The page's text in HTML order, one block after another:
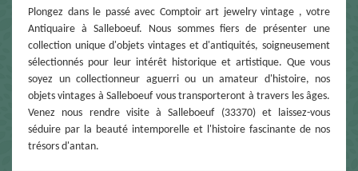
Plongez dans le passé avec Comptoir art jewelry vintage , votre
Antiquaire à Salleboeuf. Nous sommes fiers de présenter une
collection unique d'objets vintages et d'antiquités, soigneusement
sélectionnés pour leur intérêt historique et artistique. Que vous
soyez un collectionneur aguerri ou un amateur d'histoire, nos
objets vintages à Salleboeuf vous transporteront à travers les âges.
Venez nous rendre visite à Salleboeuf (33370) et laissez-vous
séduire par la beauté intemporelle et l'histoire fascinante de nos
trésors d'antan.